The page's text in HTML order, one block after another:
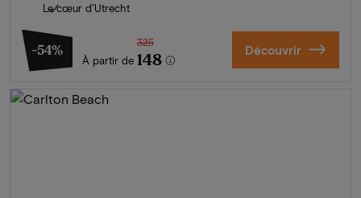
Le cœur d'Utrecht
-54%
À partir de
325
148 Découvrir